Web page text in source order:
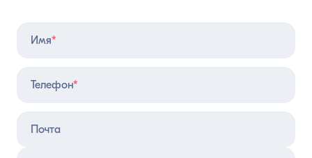
Имя*
Телефон*
Почта